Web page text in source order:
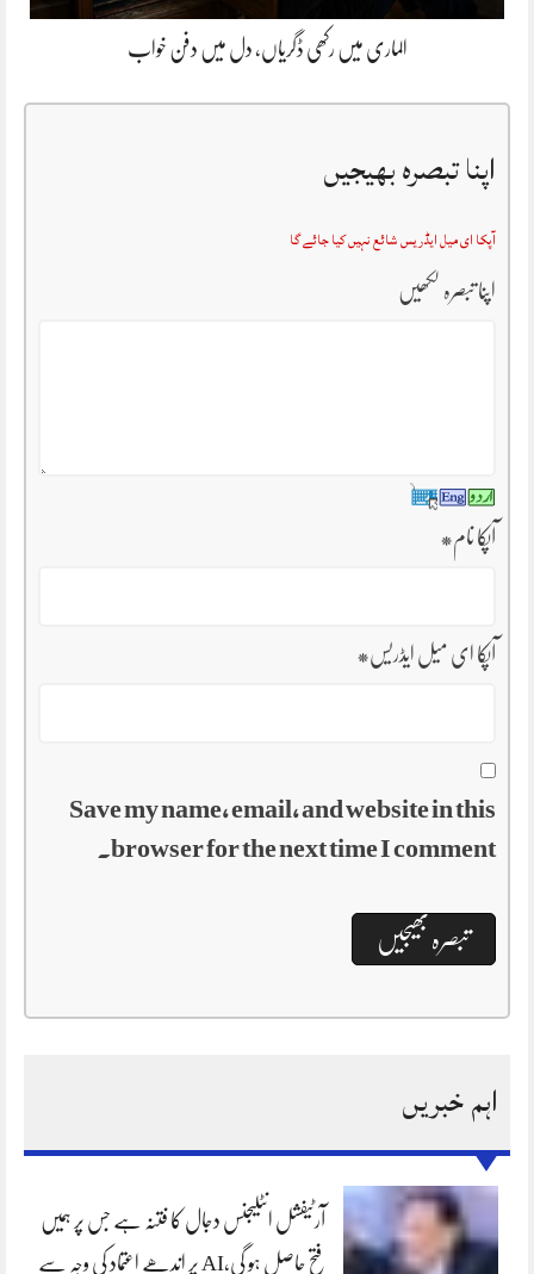
الماری میں رکھی ڈگریاں، دل میں دفن خواب
اپنا تبصرہ بھیجیں
آپکا ای میل ایڈریس شائع نہیں کیا جائے گا
اپنا تبصرہ لکھیں
آپکا نام*
آپکا ای میل ایڈریس*
Save my name, email, and website in this
browser for the next time I comment.
اہم خبریں
آرٹیفشل انٹلیجنس دجال کا فتنہ ہے جس پر ہمیں
فتح حاصل ہو گی،AI پر اندھے اعتماد کی وجہ سے